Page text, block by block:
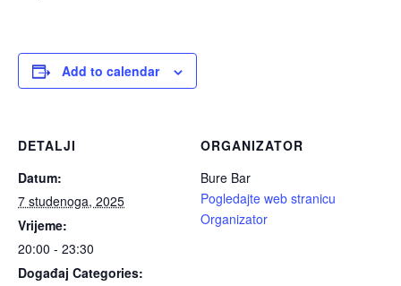
Add to calendar
DETALJI
Datum:
7 studenoga, 2025
Vrijeme:
20:00 - 23:30
Događaj Categories:
ORGANIZATOR
Bure Bar
Pogledajte web stranicu
Organizator